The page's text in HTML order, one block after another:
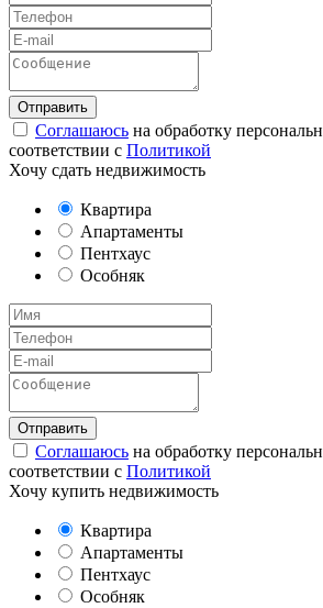
Соглашаюсь на обработку
соответствии с Политикой
Хочу сдать недвижимость
Квартира
Апартаменты
Пентхаус
Особняк
Соглашаюсь на обработку
соответствии с Политикой
Хочу купить недвижимость
Квартира
Апартаменты
Пентхаус
Особняк